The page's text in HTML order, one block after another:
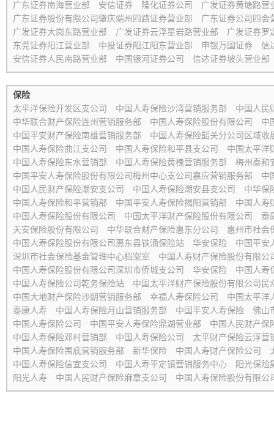
广东证券南海营业部 安信证券 隆化证券公司
广发证券黄塘路营
广东证券股份有限公司肇庆端州四路证券营业部
广东证券公司四会
广发证券大岗东路营业部
广发证券云浮星岩路营业部
广发证券罗
东莞证券阳江营业部
中投证券阳江阳东营业部 申银万国证券
信
安信证券人民南路营业部
中国银河证券公司 信达证券坡头营业部
保险
太平洋保险开发区支公司
中国人寿保险沙湾营销服务部
中国人民
中华联合财产保险连州营销服务部
中国人寿保险股份有限公司
中
中国平安财产保险南雄营销服务部
中国人寿保险韶关分公司区域收
中国人寿保险曲江支公司
中国人寿保险和平县支公司
中国太平洋
中国人寿保险东水营销部
中国人寿保险黄槐营销服务部
梅州泰和
中国平安人寿保险股份有限公司梅州中心支公司嘉应营销服务部
中
中国人民财产保险潮安支公司
中国人寿保险潮安县支公司
中华保
中国人寿保险和平营销部
中国平安人寿保险揭阳营销部
中国人寿
中国人寿保险股份有限公司
中国太平洋财产保险股份有限公司
泰
天安保险股份有限公司
中华联合财产保险惠东分公司
惠州市社会
中国人寿保险股份有限公司惠东县铁涌保险站
华安保险
中国平安
深圳市社会保险基金管理中心档案室
中国人寿财产保险股份有限公
中国人寿保险股份有限公司深圳市侨城支公司
华安保险
中国人寿
中国人寿保险公司乾务保险站
中国太平洋财产保险股份有限公司民
中国大地财产保险沙朗营销服务部
幸福人寿保险公司
中国太平洋
泰康人寿
中国人寿保险月山营销服务部 中国平安人寿保险
佛山
中国人寿保险公司
中国平安人寿保险鼎湖营业部
中国人民财产保
中国人寿保险邓村营销部
中国人寿保险公司
太平财产保险云浮营
中国人寿保险围底营销服务部
新华保险 中国人寿财产保险公司
中国人寿保险信宜支公司
中国人寿平定镇营销服务中心
阳光保险
阳光人寿
中国人民财产保险麻章支公司 中国人寿保险股份有限公